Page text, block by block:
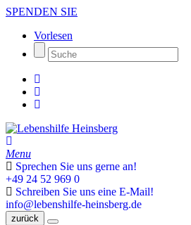
SPENDEN SIE
Vorlesen
Menu
Sprechen Sie uns gerne an!
+49 24 52 969 0
Schreiben Sie uns eine E-Mail!
info@lebenshilfe-heinsberg.de
zurück